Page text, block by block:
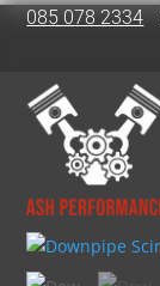
085 078 2334